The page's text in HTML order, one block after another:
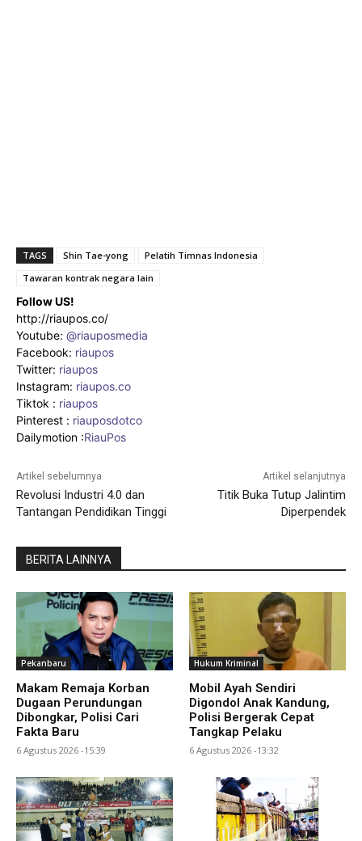
TAGS Shin Tae-yong
Pelatih Timnas Indonesia
Tawaran kontrak negara lain
Follow US!
http://riaupos.co/
Youtube: @riauposmedia
Facebook: riaupos
Twitter: riaupos
Instagram: riaupos.co
Tiktok : riaupos
Pinterest : riauposdotco
Dailymotion :RiauPos
Artikel sebelumnya
Revolusi Industri 4.0 dan
Tantangan Pendidikan Tinggi
Artikel selanjutnya
Titik Buka Tutup Jalintim
Diperpendek
BERITA LAINNYA
Pekanbaru
Makam Remaja Korban
Dugaan Perundungan
Dibongkar, Polisi Cari
Fakta Baru
6 Agustus 2026 -15:39
Hukum Kriminal
Mobil Ayah Sendiri
Digondol Anak Kandung,
Polisi Bergerak Cepat
Tangkap Pelaku
6 Agustus 2026 -13:32